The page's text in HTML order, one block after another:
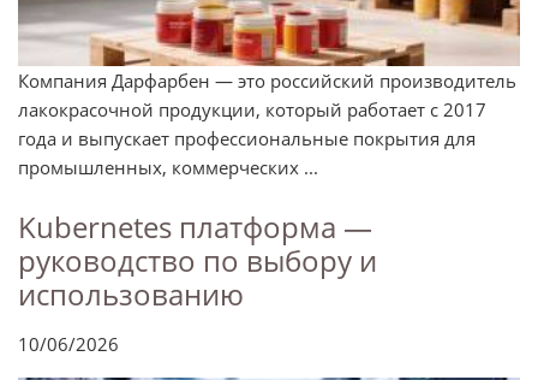
Компания Дарфарбен — это российский производитель
лакокрасочной продукции, который работает с 2017
года и выпускает профессиональные покрытия для
промышленных, коммерческих ...
Kubernetes платформа —
руководство по выбору и
использованию
10/06/2026